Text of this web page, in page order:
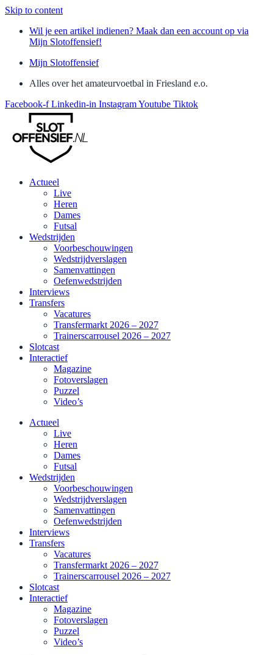
Skip to content
Wil je een artikel indienen? Maak dan een account op via
Mijn Slotoffensief!
Mijn Slotoffensief
Alles over het amateurvoetbal in Friesland e.o.
Facebook-f Linkedin-in InstagramYoutube Tiktok
Actueel
Live
Heren
Dames
Futsal
Wedstrijden
Voorbeschouwingen
Wedstrijdverslagen
Samenvattingen
Oefenwedstrijden
Interviews
Transfers
Vacatures
Transfermarkt 2026 – 2027
Trainerscarrousel 2026 – 2027
Slotcast
Interactief
Magazine
Fotoverslagen
Puzzel
Video’s
Actueel
Live
Heren
Dames
Futsal
Wedstrijden
Voorbeschouwingen
Wedstrijdverslagen
Samenvattingen
Oefenwedstrijden
Interviews
Transfers
Vacatures
Transfermarkt 2026 – 2027
Trainerscarrousel 2026 – 2027
Slotcast
Interactief
Magazine
Fotoverslagen
Puzzel
Video’s